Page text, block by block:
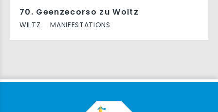
70. Geenzecorso zu Woltz
WILTZ MANIFESTATIONS